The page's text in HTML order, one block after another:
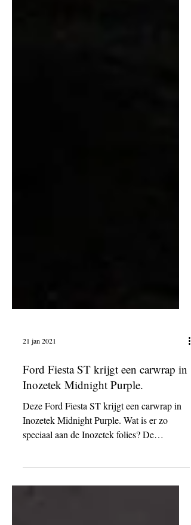
21 jan 2021
Ford Fiesta ST krijgt een carwrap in
Inozetek Midnight Purple.
Deze Ford Fiesta ST krijgt een carwrap in
speciaal aan de Inozetek folies? De
Supergloss series...